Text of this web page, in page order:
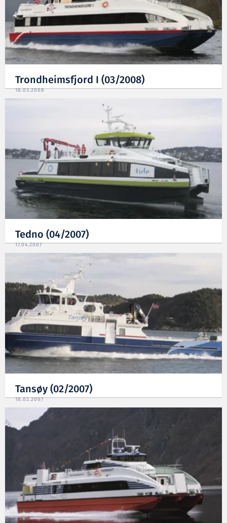
Trondheimsfjord I (03/2008)
18.03.2008
Tedno (04/2007)
17.04.2007
Tansøy (02/2007)
18.02.2007